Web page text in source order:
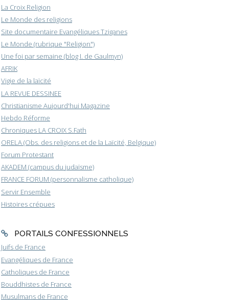
La Croix Religion
Le Monde des religions
Site documentaire Evangéliques Tziganes
Le Monde (rubrique "Religion")
Une foi par semaine (blog I. de Gaulmyn)
AFRIK
Vigie de la laïcité
LA REVUE DESSINEE
Christianisme Aujourd'hui Magazine
Hebdo Réforme
Chroniques LA CROIX S.Fath
ORELA (Obs. des religions et de la Laïcité, Belgique)
Forum Protestant
AKADEM (campus du judaïsme)
FRANCE FORUM (personnalisme catholique)
Servir Ensemble
Histoires crépues
PORTAILS CONFESSIONNELS
Juifs de France
Evangéliques de France
Catholiques de France
Bouddhistes de France
Musulmans de France